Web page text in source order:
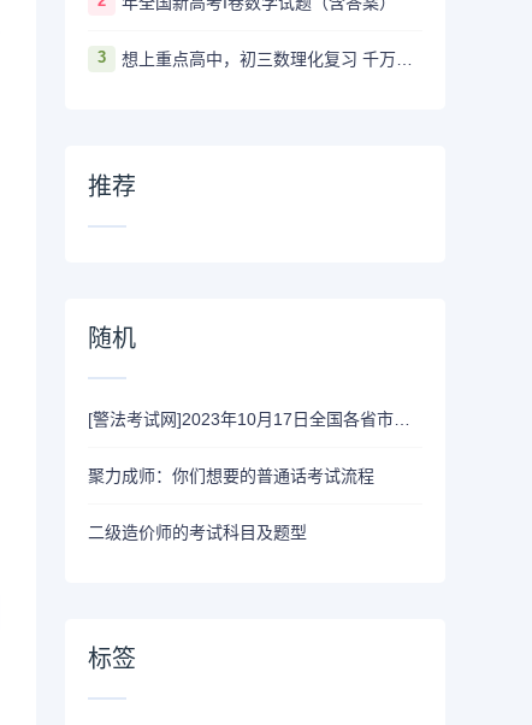
3 想上重点高中，初三数理化复习 千万不要盲目刷真题卷和模拟卷！
推荐
随机
聚力成师：你们想要的普通话考试流程
二级造价师的考试科目及题型
标签